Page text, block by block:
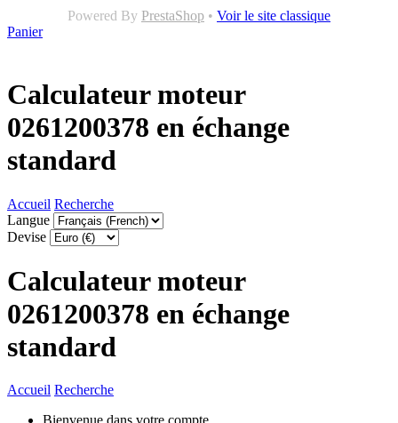
Powered By PrestaShop • Voir le site classique
Panier
Calculateur moteur
0261200378 en échange
standard
Accueil Recherche
Langue
Devise
Calculateur moteur
0261200378 en échange
standard
Accueil Recherche